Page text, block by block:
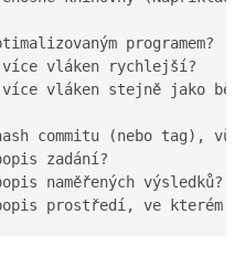
programem?
vláken rychlejší?
vláken stejně jako
commitu (nebo tag),
zadání?
naměřených výsledků?
prostředí, ve kterém